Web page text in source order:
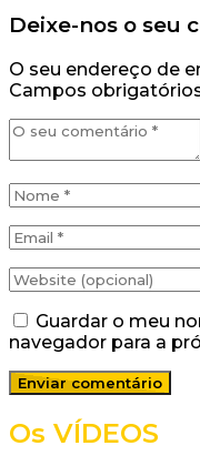
Deixe-nos o seu
O seu endereço de
Campos
Guardar o meu
navegador para a
Os VÍDEOS